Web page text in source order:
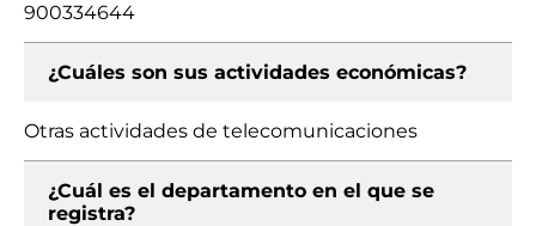
900334644
¿Cuáles son sus actividades económicas?
Otras actividades de telecomunicaciones
¿Cuál es el departamento en el que se
registra?